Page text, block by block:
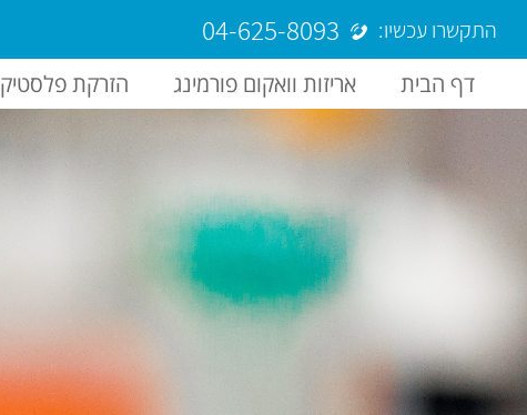
התקשרו עכשיו: 04-625-8093
דף הבית אריזות וואקום פורמינג הזרקת פלסטיק